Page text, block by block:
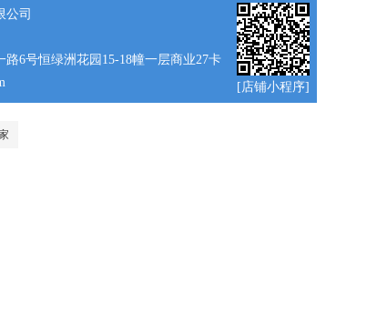
公司
路6号恒绿洲花园15-18幢一层商业27卡
[店铺小程序]